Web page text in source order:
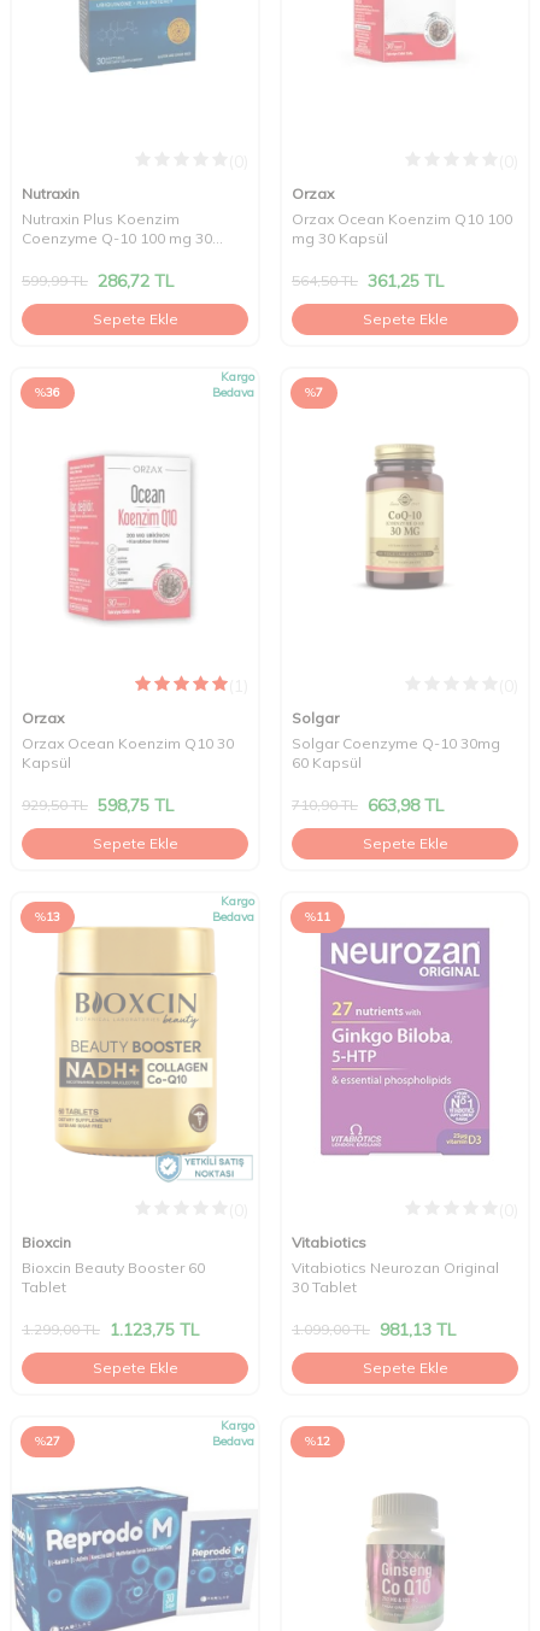
Nutraxin
Nutraxin Plus Koenzim
Coenzyme Q-10 100 mg 30
599,99TL 286,72 TL
Sepete Ekle
Orzax
Orzax Ocean Koenzim Q10 100
mg 30 Kapsül
564,50TL 361,25 TL
Sepete Ekle
%36
Kargo
Bedava
Orzax
Orzax Ocean Koenzim Q10 30
Kapsül
929,50TL 598,75 TL
Sepete Ekle
%7
Solgar
Solgar Coenzyme Q-10 30mg
60 Kapsül
710,90TL 663,98TL
Sepete Ekle
%13
Kargo
Bedava
Bioxcin
Bioxcin Beauty Booster 60
Tablet
1.299,00TL 1.123,75 TL
Sepete Ekle
%11
Vitabiotics
Vitabiotics Neurozan Original
30 Tablet
1.099,00TL 981,13 TL
Sepete Ekle
%27
Kargo
Bedava
%12